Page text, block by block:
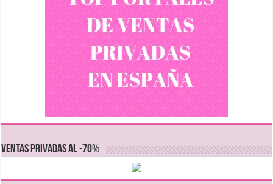
VENTAS PRIVADAS AL -70%